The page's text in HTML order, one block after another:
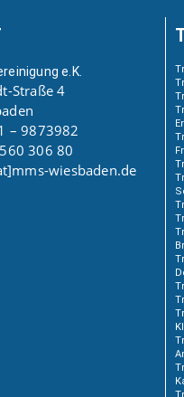
e.K.
Straße 4
– 9873982
306 80
wiesbaden.de